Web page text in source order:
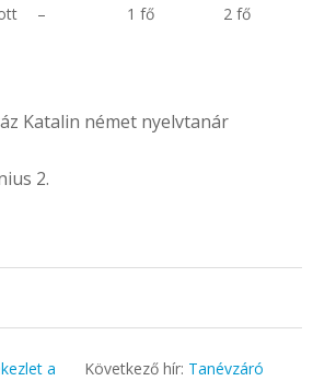
– 1 fő 2 fő
Katalin német nyelvtanár
2.
a
Következő hír: Tanévzáró